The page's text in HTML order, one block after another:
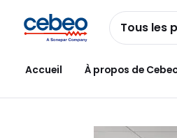
navigationau
contenu
Tous les
Accueil À propos de